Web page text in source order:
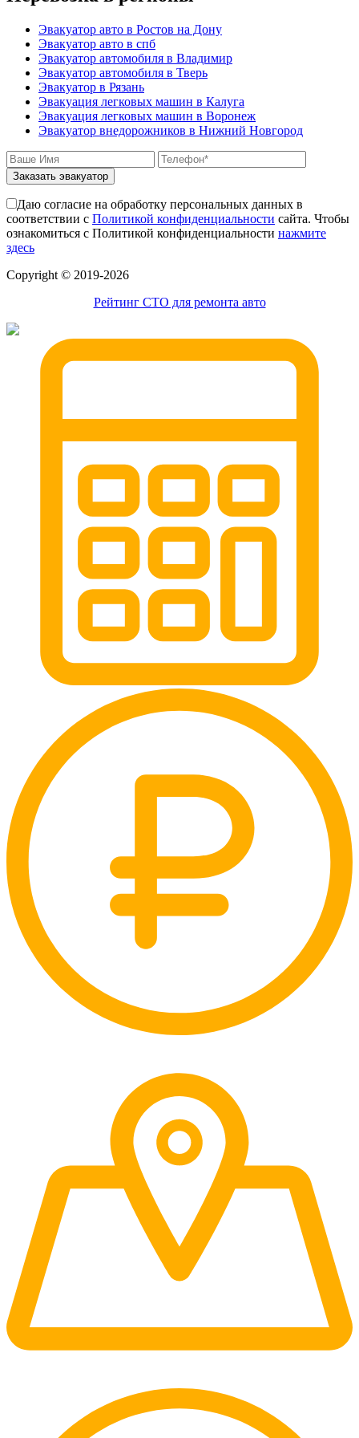
малолитражные авто и скутеры.
Как вызвать эвакуатор манипулятора для
Эвакуатор с паркинга штрафстоянки
Эвакуатор - Екатеринбург буксровка
Как вызвать эвакуатор с подземного
паркинга
Эвакуатор - Марьино недорого
Эвакуатор - Питер
эвакуатор седан
эвакуатор пикапа
эвакуатор фургона
эвакуатор истра
эвакуатор в сто
эвакуатор гидравлической
эвакуатор буксировка
эвакуатор Эвакуатор - климовск
мотоэвакуатор
домодедовская
зарайск
рублевское шоссе
Эвакуатор авто в Ростов на Дону
Эвакуатор авто в спб
Эвакуатор автомобиля в Владимир
Эвакуатор автомобиля в Тверь
Эвакуатор в Рязань
Эвакуация легковых машин в Калуга
Эвакуация легковых машин в Воронеж
Эвакуатор внедорожников в Нижний Новгород
Заказать эвакуатор
Даю согласие на обработку персональных данных в
соответствии с Политикой конфиденциальности сайта. Чтобы
ознакомиться с Политикой конфиденциальности нажмите
здесь
Сopyright © 2019-2026
Рейтинг СТО для ремонта авто